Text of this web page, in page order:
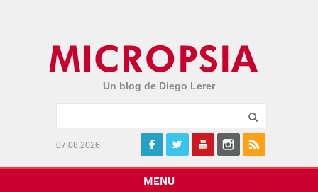
Un blog de Diego Lerer
07.08.2026
MENU